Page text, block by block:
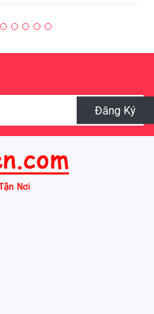
Đăng Ký